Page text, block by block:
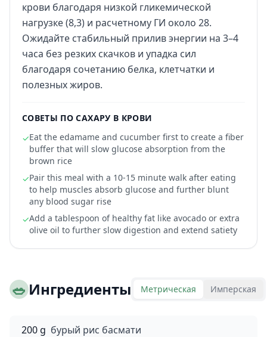
крови благодаря низкой гликемической
нагрузке (8,3) и расчетному ГИ около 28.
Ожидайте стабильный прилив энергии на 3–4
часа без резких скачков и упадка сил
благодаря сочетанию белка, клетчатки и
полезных жиров.
СОВЕТЫ ПО САХАРУ В КРОВИ
✓Eat the edamame and cucumber first to create a fiber
buffer that will slow glucose absorption from the
brown rice
✓Pair this meal with a 10-15 minute walk after eating
to help muscles absorb glucose and further blunt
any blood sugar rise
✓Add a tablespoon of healthy fat like avocado or extra
olive oil to further slow digestion and extend satiety
🥗Ингредиенты Метрическая Имперская
200 g бурый рис басмати